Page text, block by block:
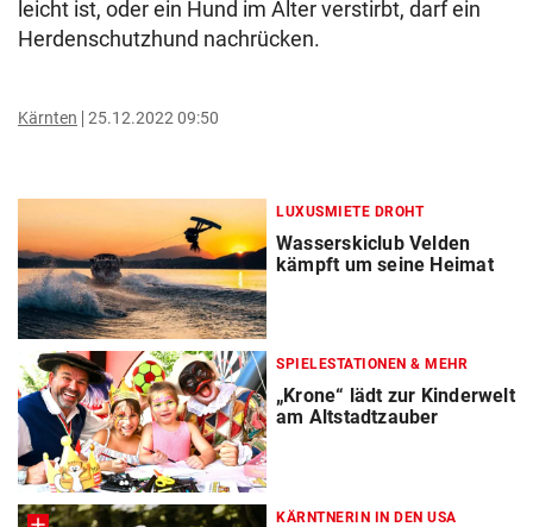
leicht ist, oder ein Hund im Alter verstirbt, darf ein
Herdenschutzhund nachrücken.
Kärnten 25.12.2022 09:50
LUXUSMIETE DROHT
Wasserskiclub Velden
kämpft um seine Heimat
SPIELESTATIONEN & MEHR
„Krone“ lädt zur Kinderwelt
am Altstadtzauber
KÄRNTNERIN IN DEN USA